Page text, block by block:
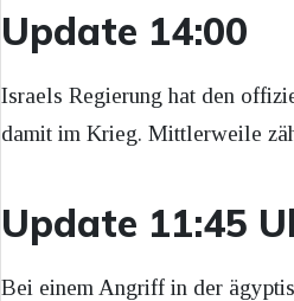
Update 14:00
Israels Regierung hat den
damit im Krieg. Mittlerweile
Update 11:45
Bei einem Angriff in der